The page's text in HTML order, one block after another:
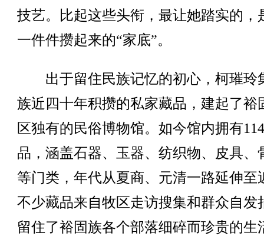
技艺。比起这些头衔，最让她踏实的，
一件件攒起来的“家底”。
出于留住民族记忆的初心，柯璀玲
族近四十年积攒的私家藏品，建起了裕
区独有的民俗博物馆。如今馆内拥有
品，涵盖石器、玉器、纺织物、皮具、
等门类，年代从夏商、元清一路延伸至
不少藏品来自牧区走访搜集和群众自发
留住了裕固族各个部落细碎而珍贵的生